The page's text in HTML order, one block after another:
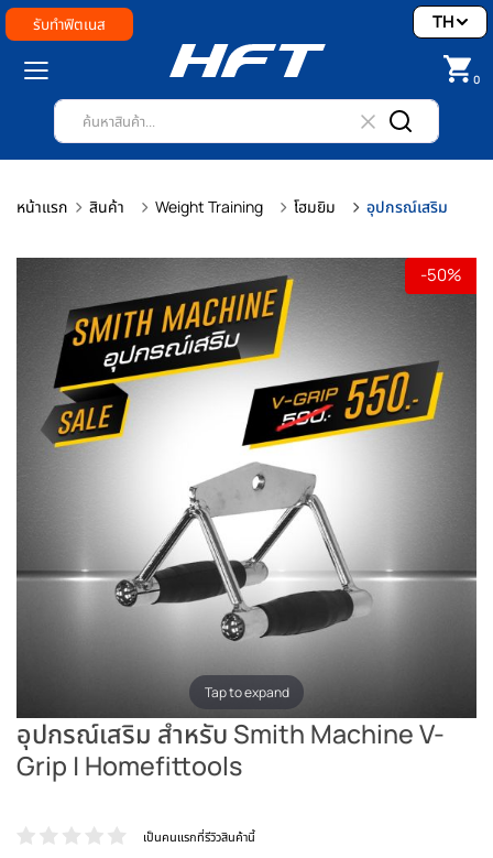
รับทำฟิตเนส
0
TH
หน้าแรก สินค้า Weight Training โฮมยิม อุปกรณ์เสริม
Tap to expand
-50%
อุปกรณ์เสริม สำหรับ Smith Machine V-
Grip | Homefittools
เป็นคนแรกที่รีวิวสินค้านี้